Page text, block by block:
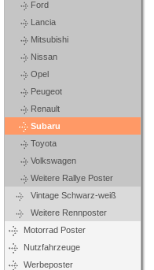
Ford
Lancia
Mitsubishi
Nissan
Opel
Peugeot
Renault
Subaru
Toyota
Volkswagen
Weitere Rallye Poster
Vintage Schwarz-weiß
Weitere Rennposter
Motorrad Poster
Nutzfahrzeuge
Werbeposter